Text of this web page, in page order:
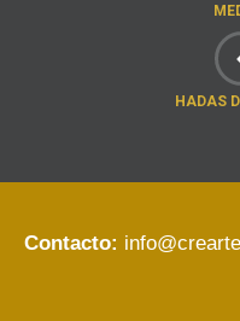
HADAS
Contacto: